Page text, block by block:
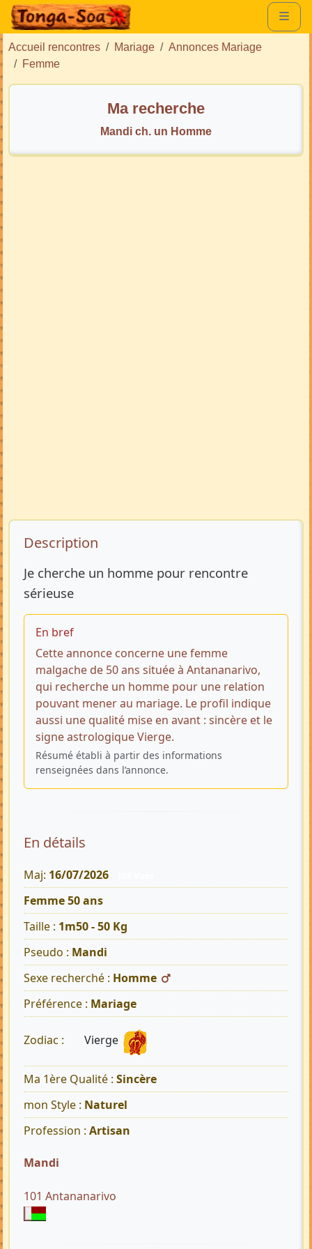
Accueil rencontres Mariage
Annonces Mariage
Femme
Ma recherche
Mandi ch. un Homme
Description de l’annonce
Description
Je cherche un homme pour rencontre
sérieuse
En bref
Cette annonce concerne une femme
malgache de 50 ans située à Antananarivo,
qui recherche un homme pour une relation
pouvant mener au mariage. Le profil indique
aussi une qualité mise en avant : sincère et le
signe astrologique Vierge.
Résumé établi à partir des informations
renseignées dans l’annonce.
En détails
Maj: 16/07/2026
Femme 50 ans
Taille : 1m50 - 50 Kg
Pseudo : Mandi
Sexe recherché : Homme
Préférence : Mariage
Zodiac : Vierge
Ma 1ère Qualité : Sincère
mon Style : Naturel
Profession : Artisan
Mandi
101 Antananarivo